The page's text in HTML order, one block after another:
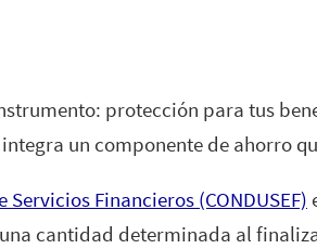
protección para tus
un componente de ahorro
Financieros (CONDUSEF)
cantidad determinada al